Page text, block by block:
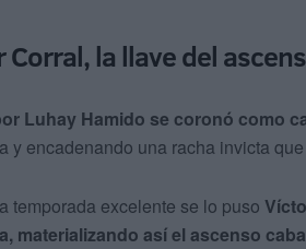
Corral, la llave del
Luhay Hamido se coronó como
y encadenando una racha invicta
temporada excelente se lo puso
materializando así el ascenso